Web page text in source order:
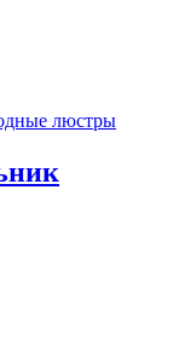
люстры